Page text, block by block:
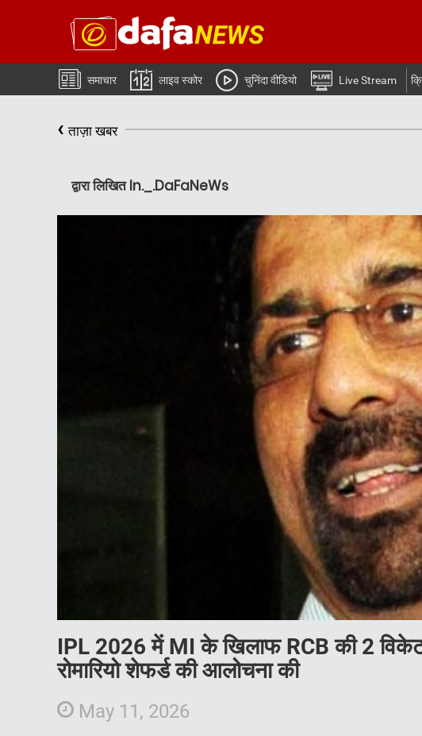
समाचार लाइव स्कोर चुनिंदा वीडियो Live Stream
‹ ताज़ा खबर
द्वारा लिखित In._.DaFaNeWs
IPL 2026 में MI के खिलाफ RCB की 2
रोमारियो शेफर्ड की आलोचना की
May 11, 2026